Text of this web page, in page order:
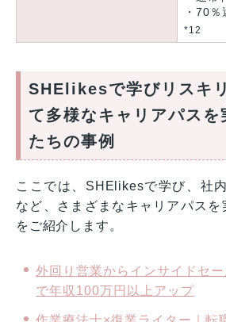
・70
*12
SHElikesで学びリスキ
て多様なキャリアパスを
たちの事例
ここでは、SHElikesで学び、社
など、さまざまなキャリアパスを
をご紹介します。
外回り営業からインサイドセ
で年収100万円以上アップ